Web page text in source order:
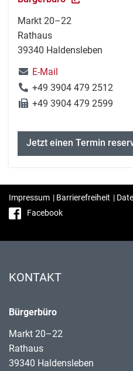
Markt 20–22
Rathaus
39340 Haldensleben
E-Mail
+49 3904 479 2512
+49 3904 479 2599
Jetzt einen Termin
Impressum | Barrierefreiheit |
Facebook
KONTAKT
Bürgerbüro
Markt 20–22
Rathaus
39340 Haldensleben